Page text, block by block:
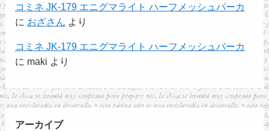
コミネ JK-179 エニグマライト ハーフメッシュパーカ
に おざさん より
コミネ JK-179 エニグマライト ハーフメッシュパーカ
に maki より
アーカイブ